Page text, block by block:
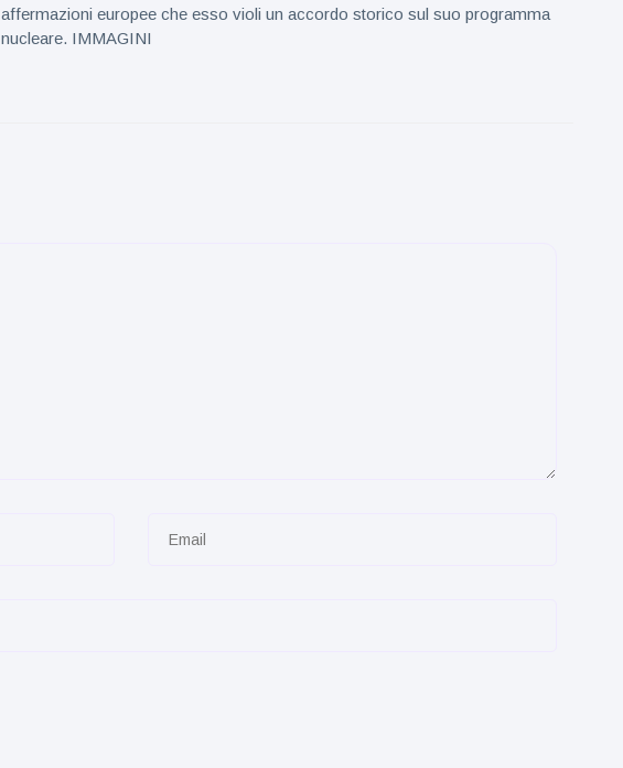
affermazioni europee che esso violi un accordo storico sul suo programma
nucleare. IMMAGINI